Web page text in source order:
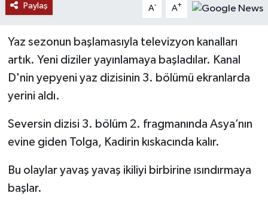
Paylaş A- A+
Yaz sezonun başlamasıyla televizyon kanalları
artık. Yeni diziler yayınlamaya başladılar. Kanal
D'nin yepyeni yaz dizisinin 3. bölümü ekranlarda
yerini aldı.
Seversin dizisi 3. bölüm 2. fragmanında Asya’nın
evine giden Tolga, Kadirin kıskacında kalır.
Bu olaylar yavaş yavaş ikiliyi birbirine ısındırmaya
başlar.
OTOMOTİV
TEKNOLOJİ
KÜLTÜR SANAT